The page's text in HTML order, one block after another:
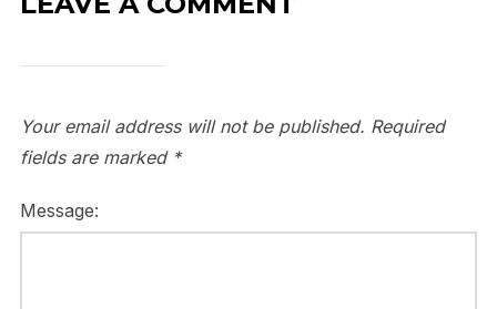
Your email address will not be published. Required
fields are marked *
Message: